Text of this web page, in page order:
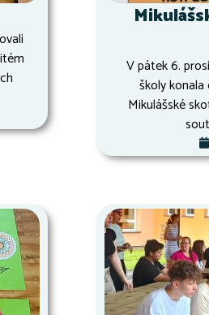
V pátek 6.
školy konala
Mikulášské